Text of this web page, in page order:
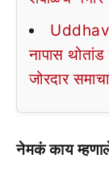
Uddhav
नापास
जोरदार
नेमकं काय